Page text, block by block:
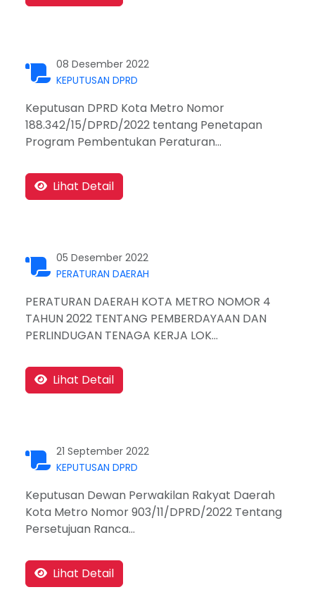
08 Desember 2022
KEPUTUSAN DPRD
Keputusan DPRD Kota Metro Nomor
188.342/15/DPRD/2022 tentang Penetapan
Program Pembentukan Peraturan...
Lihat Detail
05 Desember 2022
PERATURAN DAERAH
PERATURAN DAERAH KOTA METRO NOMOR 4
TAHUN 2022 TENTANG PEMBERDAYAAN DAN
PERLINDUGAN TENAGA KERJA LOK...
Lihat Detail
21 September 2022
KEPUTUSAN DPRD
Keputusan Dewan Perwakilan Rakyat Daerah
Kota Metro Nomor 903/11/DPRD/2022 Tentang
Persetujuan Ranca...
Lihat Detail